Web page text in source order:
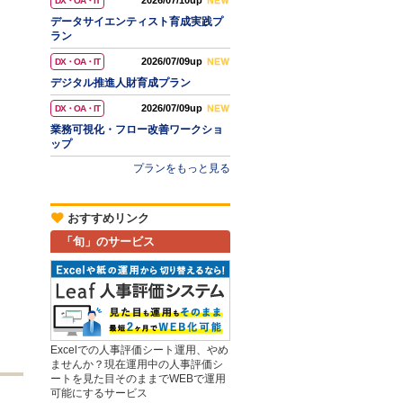
データサイエンティスト育成実践プ
ラン
DX・OA・IT 2026/07/09up
デジタル推進人財育成プラン
DX・OA・IT 2026/07/09up
業務可視化・フロー改善ワークショ
ップ
プランをもっと見る
おすすめリンク
「旬」のサービス
Excelでの人事評価シート運用、やめ
ませんか？現在運用中の人事評価シ
ートを見た目そのままでWEBで運用
可能にするサービス